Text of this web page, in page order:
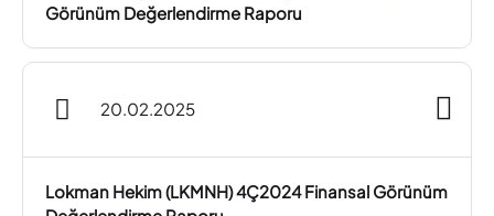
Görünüm Değerlendirme Raporu
20.02.2025
Lokman Hekim (LKMNH) 4Ç2024 Finansal Görünüm